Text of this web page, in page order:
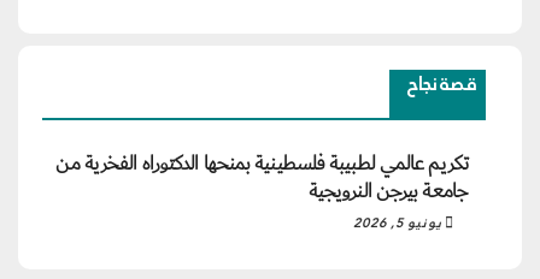
قصة نجاح
تكريم عالمي لطبيبة فلسطينية بمنحها الدكتوراه الفخرية من
جامعة بيرجن النرويجية
يونيو 5, 2026